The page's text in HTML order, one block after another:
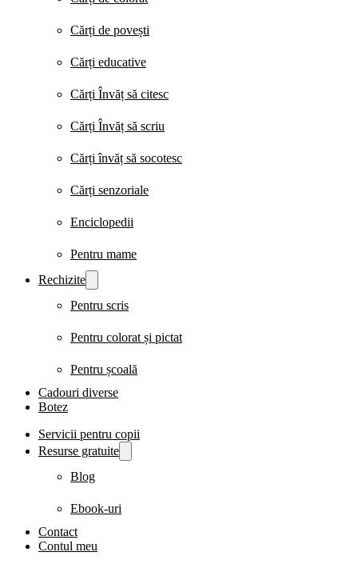
Cărți de povești
Cărți educative
Cărți Învăț să citesc
Cărți Învăț să scriu
Cărți învăț să socotesc
Cărți senzoriale
Enciclopedii
Pentru mame
Rechizite
Pentru scris
Pentru colorat și pictat
Pentru școală
Cadouri diverse
Botez
Servicii pentru copii
Resurse gratuite
Blog
Ebook-uri
Contact
Contul meu